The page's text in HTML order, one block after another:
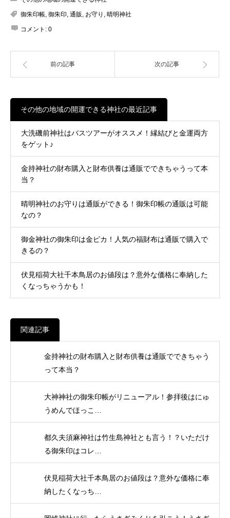
御朱印帳 御朱印 通販 お守り 晴明神社
コメント: 0
前の記事 次の記事
その他の地域の開運できる神社の最近記事
大洗磯前神社はバスツアーがオススメ！縁結びと金運両方
をゲット♪
金持神社の財布購入と財布供養は通販でできちゃうって本
当？
晴明神社のお守りは通販ができる！御朱印帳の通販は可能
なの？
御金神社の御朱印は金ピカ！人気の福財布は通販で購入で
きるの？
伏見稲荷大社千本鳥居のお値段は？意外な価格に奉納した
くなっちゃうかも！
関連記事
金持神社の財布購入と財布供養は通販でできちゃう
って本当？
大神神社の御朱印帳がリニューアル！参拝後はにゅ
うめんでほっこ…
都久夫須麻神社は竹生島神社とも言う！？いただけ
る御朱印はコレ…
伏見稲荷大社千本鳥居のお値段は？意外な価格に奉
納したくなっち…